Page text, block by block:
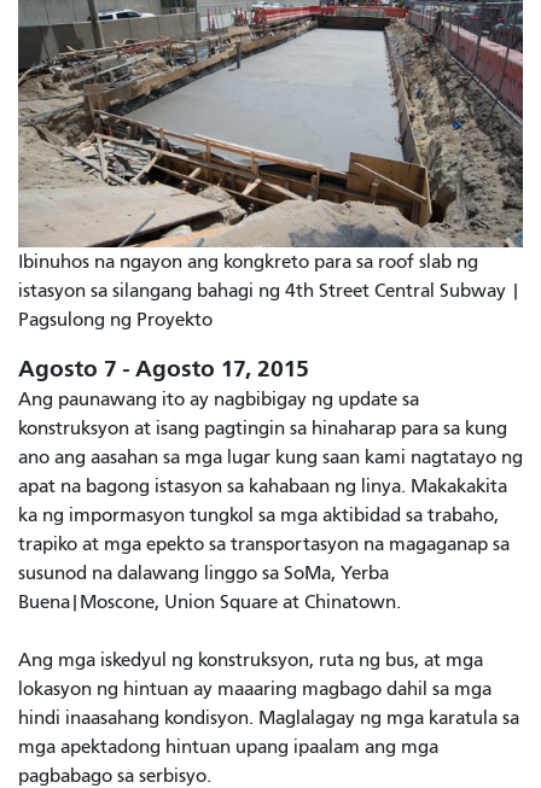
Ibinuhos na ngayon ang kongkreto para sa roof slab ng
istasyon sa silangang bahagi ng 4th Street Central Subway |
Pagsulong ng Proyekto
Agosto 7 - Agosto 17, 2015
Ang paunawang ito ay nagbibigay ng update sa
konstruksyon at isang pagtingin sa hinaharap para sa kung
ano ang aasahan sa mga lugar kung saan kami nagtatayo ng
apat na bagong istasyon sa kahabaan ng linya. Makakakita
ka ng impormasyon tungkol sa mga aktibidad sa trabaho,
trapiko at mga epekto sa transportasyon na magaganap sa
susunod na dalawang linggo sa SoMa, Yerba
Buena|Moscone, Union Square at Chinatown.
Ang mga iskedyul ng konstruksyon, ruta ng bus, at mga
lokasyon ng hintuan ay maaaring magbago dahil sa mga
hindi inaasahang kondisyon. Maglalagay ng mga karatula sa
mga apektadong hintuan upang ipaalam ang mga
pagbabago sa serbisyo.